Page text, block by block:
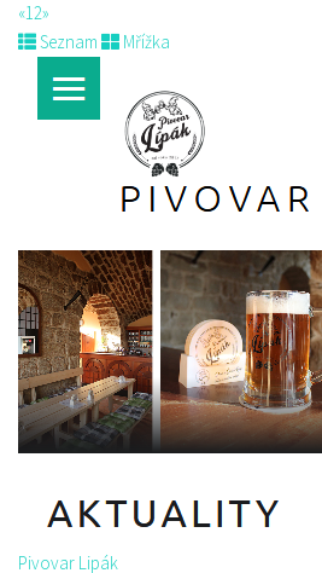
«12»
Seznam
Mřížka
Pivovar Lipák